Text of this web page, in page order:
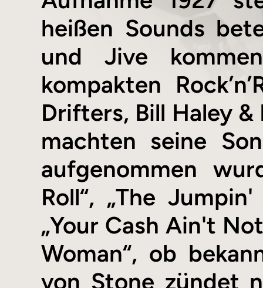
heißen Sounds
und Jive
kompakten
Drifters, Bill Haley
machten seine
aufgenommen
Roll“, „The
„Your Cash Ain't
Woman“, ob
von Stone zündet